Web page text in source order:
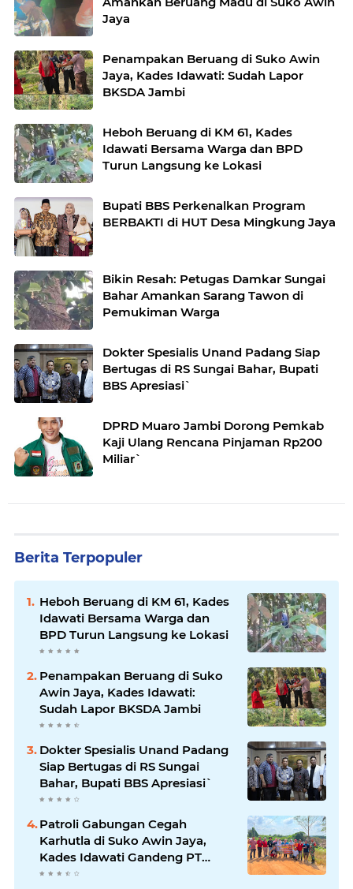
Jaya
Penampakan Beruang di Suko Awin
Jaya, Kades Idawati: Sudah Lapor
BKSDA Jambi
Heboh Beruang di KM 61, Kades
Idawati Bersama Warga dan BPD
Turun Langsung ke Lokasi
Bupati BBS Perkenalkan Program
BERBAKTI di HUT Desa Mingkung Jaya
Bikin Resah: Petugas Damkar Sungai
Bahar Amankan Sarang Tawon di
Pemukiman Warga
Dokter Spesialis Unand Padang Siap
Bertugas di RS Sungai Bahar, Bupati
BBS Apresiasi`
DPRD Muaro Jambi Dorong Pemkab
Kaji Ulang Rencana Pinjaman Rp200
Miliar`
Berita Terpopuler
Heboh Beruang di KM 61, Kades
Idawati Bersama Warga dan
BPD Turun Langsung ke Lokasi
Penampakan Beruang di Suko
Awin Jaya, Kades Idawati:
Sudah Lapor BKSDA Jambi
Dokter Spesialis Unand Padang
Siap Bertugas di RS Sungai
Bahar, Bupati BBS Apresiasi`
Patroli Gabungan Cegah
Karhutla di Suko Awin Jaya,
Kades Idawati Gandeng PT
BBB-S, TNI dan BPD